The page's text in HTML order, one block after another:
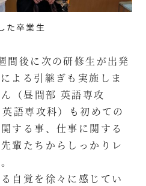
た卒業生
間後に次の研修生が出発
よる引継ぎも実施しま
（昼間部 英語専攻
語専攻科）も初めての
する事、仕事に関する
輩たちからしっかりレ
自覚を徐々に感じてい